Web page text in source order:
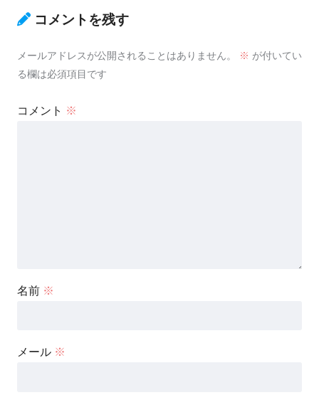
コメントを残す
メールアドレスが公開されることはありません。 ※ が付いてい
る欄は必須項目です
コメント ※
名前 ※
メール ※